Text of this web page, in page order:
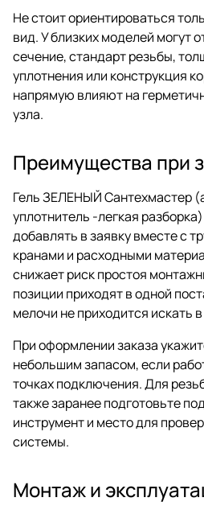
Не стоит ориентироваться
вид. У близких моделей могут
сечение, стандарт резьбы,
уплотнения или конструкция
напрямую влияют на
узла.
Преимущества при
Гель ЗЕЛЕНЫЙ Сантехмастер
уплотнитель -легкая
добавлять в заявку вместе с
кранами и расходными
снижает риск простоя
позиции приходят в одной
мелочи не приходится искать
При оформлении заказа
небольшим запасом, если
точках подключения. Для
также заранее подготовьте
инструмент и место для
системы.
Монтаж и